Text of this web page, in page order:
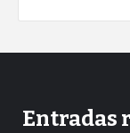
Entradas